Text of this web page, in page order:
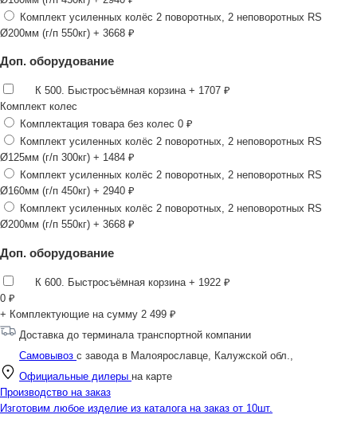
Комплект усиленных колёс 2 поворотных, 2 неповоротных RS
Ø200мм (г/п 550кг) + 3668 ₽
Доп. оборудование
К 500. Быстросъёмная корзина + 1707 ₽
Комплект колес
Комплектация товара без колес 0 ₽
Комплект усиленных колёс 2 поворотных, 2 неповоротных RS
Ø125мм (г/п 300кг) + 1484 ₽
Комплект усиленных колёс 2 поворотных, 2 неповоротных RS
Ø160мм (г/п 450кг) + 2940 ₽
Комплект усиленных колёс 2 поворотных, 2 неповоротных RS
Ø200мм (г/п 550кг) + 3668 ₽
Доп. оборудование
К 600. Быстросъёмная корзина + 1922 ₽
0 ₽
+ Комплектующие на сумму 2 499 ₽
Доставка до терминала транспортной компании
Самовывоз с завода в Малоярославце, Калужской обл.,
Официальные дилеры на карте
Производство на заказ
Изготовим любое изделие из каталога на заказ от 10шт.